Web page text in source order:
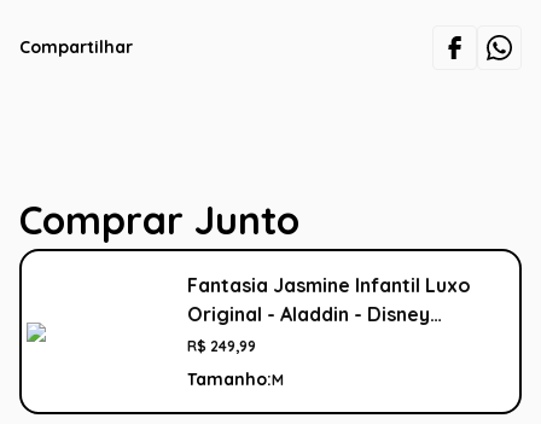
Compartilhar
Comprar Junto
Fantasia Jasmine Infantil Luxo
Original - Aladdin - Disney
Princesas
R$ 249,99
Tamanho:M